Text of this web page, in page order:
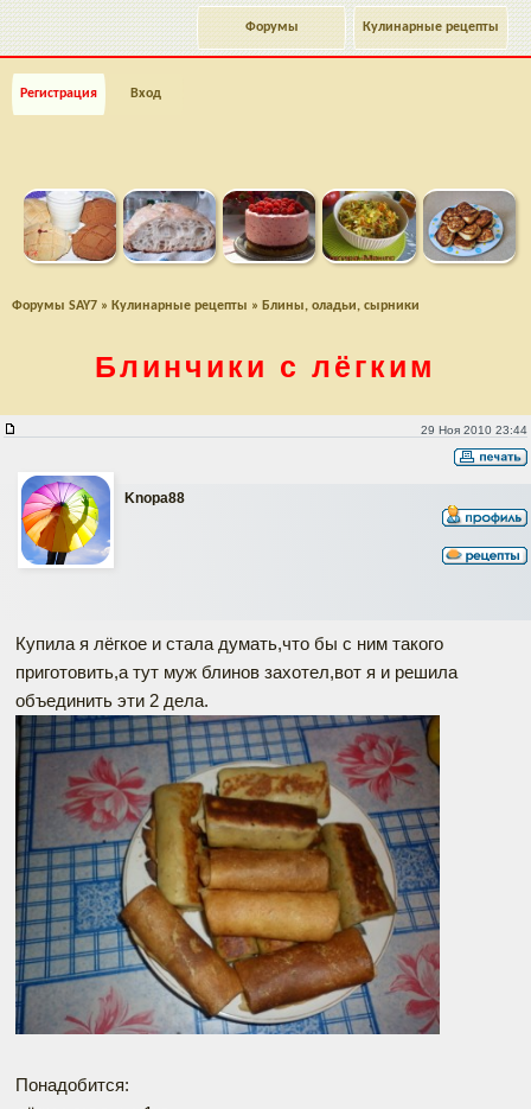
Кулинарные рецепты
Форумы
Регистрация Вход
Форумы SAY7 » Кулинарные рецепты » Блины, оладьи, сырники
Блинчики с лёгким
29 Ноя 2010 23:44
Knopa88
Купила я лёгкое и стала думать,что бы с ним такого
приготовить,а тут муж блинов захотел,вот я и решила
объединить эти 2 дела.
Понадобится: